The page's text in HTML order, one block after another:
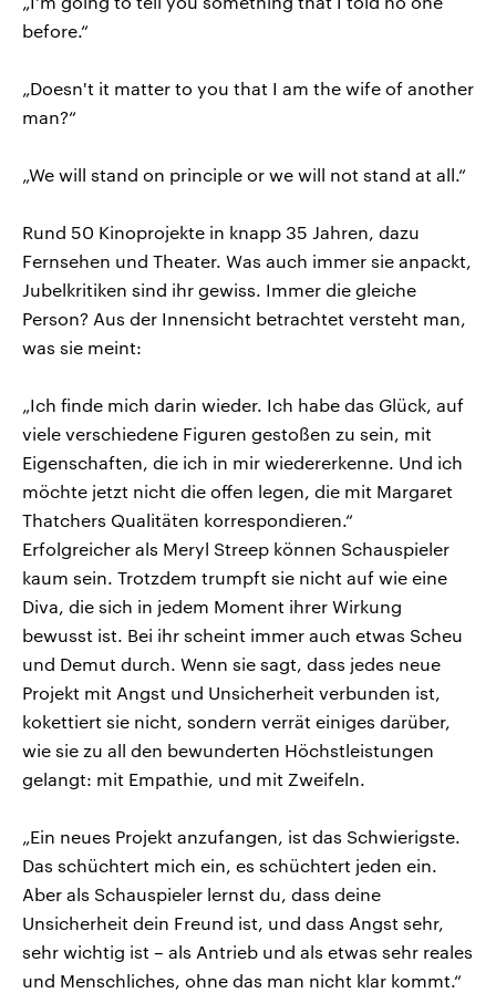
before.“
„Doesn't it matter to you that I am the wife of another
man?“
„We will stand on principle or we will not stand at all.“
Rund 50 Kinoprojekte in knapp 35 Jahren, dazu
Fernsehen und Theater. Was auch immer sie anpackt,
Jubelkritiken sind ihr gewiss. Immer die gleiche
Person? Aus der Innensicht betrachtet versteht man,
was sie meint:
„Ich finde mich darin wieder. Ich habe das Glück, auf
viele verschiedene Figuren gestoßen zu sein, mit
Eigenschaften, die ich in mir wiedererkenne. Und ich
möchte jetzt nicht die offen legen, die mit Margaret
Thatchers Qualitäten korrespondieren.“
Erfolgreicher als Meryl Streep können Schauspieler
kaum sein. Trotzdem trumpft sie nicht auf wie eine
Diva, die sich in jedem Moment ihrer Wirkung
bewusst ist. Bei ihr scheint immer auch etwas Scheu
und Demut durch. Wenn sie sagt, dass jedes neue
Projekt mit Angst und Unsicherheit verbunden ist,
kokettiert sie nicht, sondern verrät einiges darüber,
wie sie zu all den bewunderten Höchstleistungen
gelangt: mit Empathie, und mit Zweifeln.
„Ein neues Projekt anzufangen, ist das Schwierigste.
Das schüchtert mich ein, es schüchtert jeden ein.
Aber als Schauspieler lernst du, dass deine
Unsicherheit dein Freund ist, und dass Angst sehr,
sehr wichtig ist – als Antrieb und als etwas sehr reales
und Menschliches, ohne das man nicht klar kommt.“